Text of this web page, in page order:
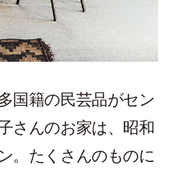
国籍の民芸品がセン
さんのお家は、昭和
。たくさんのものに